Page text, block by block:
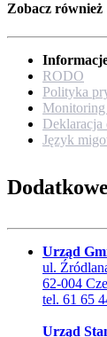
Zobacz również
RODO
Polityka
Deklaracja
Język
Urząd
ul.
62-004
tel. 61 65
Urząd